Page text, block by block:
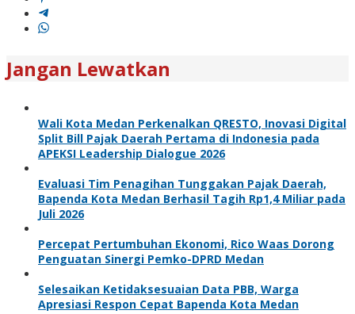
Jangan Lewatkan
Wali Kota Medan Perkenalkan QRESTO, Inovasi Digital
Split Bill Pajak Daerah Pertama di Indonesia pada
APEKSI Leadership Dialogue 2026
Evaluasi Tim Penagihan Tunggakan Pajak Daerah,
Bapenda Kota Medan Berhasil Tagih Rp1,4 Miliar pada
Juli 2026
Percepat Pertumbuhan Ekonomi, Rico Waas Dorong
Penguatan Sinergi Pemko-DPRD Medan
Selesaikan Ketidaksesuaian Data PBB, Warga
Apresiasi Respon Cepat Bapenda Kota Medan